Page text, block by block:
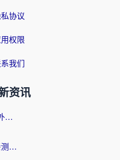
私协议
权限
我们
资讯
雷神手游和sixfast哪个好？海外党亲测3款回国加速器，教你选对不踩坑
穿梭和快喵好用吗？海外党亲测：小众加速器对比+番茄加速器深度体验